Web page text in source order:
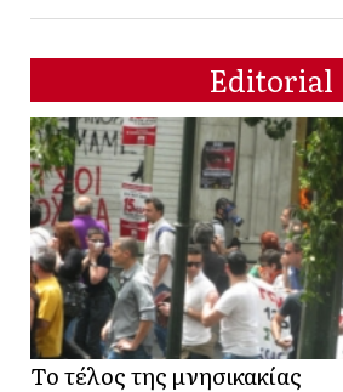
Editorial
Το τέλος της μνησικακίας